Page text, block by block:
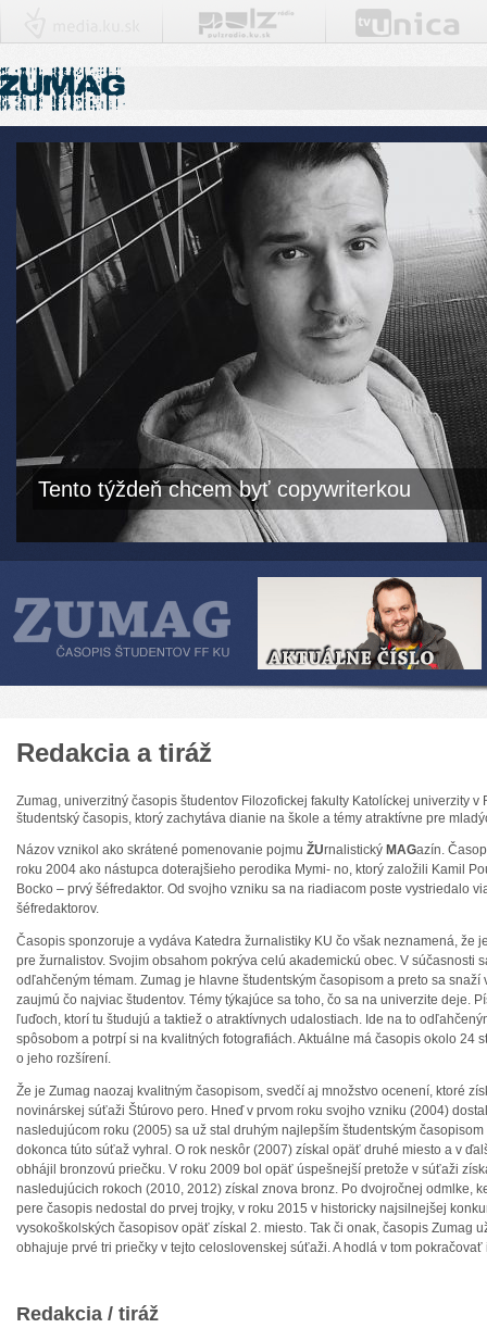
Tento týždeň chcem byť copywriterkou
Redakcia a tiráž
Zumag, univerzitný časopis študentov Filozofickej fakulty Katolíckej univerzity v
študentský časopis, ktorý zachytáva dianie na škole a témy atraktívne pre
Názov vznikol ako skrátené pomenovanie pojmu ŽUrnalistický MAGazín.
roku 2004 ako nástupca doterajšieho perodika Mymi- no, ktorý založili Kamil
Bocko – prvý šéfredaktor. Od svojho vzniku sa na riadiacom poste vystriedalo
šéfredaktorov.
Časopis sponzoruje a vydáva Katedra žurnalistiky KU čo však neznamená, že
pre žurnalistov. Svojim obsahom pokrýva celú akademickú obec. V súčasnosti
odľahčeným témam. Zumag je hlavne študentským časopisom a preto sa snaží
zaujmú čo najviac študentov. Témy týkajúce sa toho, čo sa na univerzite deje.
ľuďoch, ktorí tu študujú a taktiež o atraktívnych udalostiach. Ide na to
spôsobom a potrpí si na kvalitných fotografiách. Aktuálne má časopis okolo 24
o jeho rozšírení.
Že je Zumag naozaj kvalitným časopisom, svedčí aj množstvo ocenení, ktoré
novinárskej súťaži Štúrovo pero. Hneď v prvom roku svojho vzniku (2004)
nasledujúcom roku (2005) sa už stal druhým najlepším študentským
dokonca túto súťaž vyhral. O rok neskôr (2007) získal opäť druhé miesto a v
obhájil bronzovú priečku. V roku 2009 bol opäť úspešnejší pretože v súťaži
nasledujúcich rokoch (2010, 2012) získal znova bronz. Po dvojročnej odmlke,
pere časopis nedostal do prvej trojky, v roku 2015 v historicky najsilnejšej
vysokoškolských časopisov opäť získal 2. miesto. Tak či onak, časopis Zumag
obhajuje prvé tri priečky v tejto celoslovenskej súťaži. A hodlá v tom pokračovať
Redakcia / tiráž